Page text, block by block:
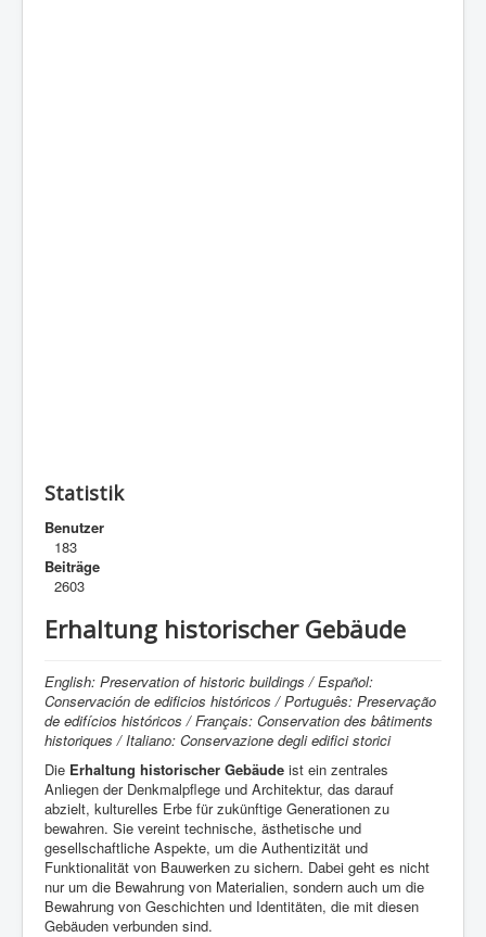
Statistik
Benutzer
183
Beiträge
2603
Erhaltung historischer Gebäude
English: Preservation of historic buildings / Español:
Conservación de edificios históricos / Português: Preservação
de edifícios históricos / Français: Conservation des bâtiments
historiques / Italiano: Conservazione degli edifici storici
Die Erhaltung historischer Gebäude ist ein zentrales
Anliegen der Denkmalpflege und Architektur, das darauf
abzielt, kulturelles Erbe für zukünftige Generationen zu
bewahren. Sie vereint technische, ästhetische und
gesellschaftliche Aspekte, um die Authentizität und
Funktionalität von Bauwerken zu sichern. Dabei geht es nicht
nur um die Bewahrung von Materialien, sondern auch um die
Bewahrung von Geschichten und Identitäten, die mit diesen
Gebäuden verbunden sind.